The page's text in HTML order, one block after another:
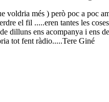
voldria més ) però poc a poc
el fil .....eren tantes les
dilluns ens acompanya i ens
tot fent ràdio.....Tere Giné